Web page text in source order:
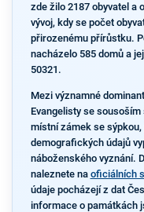
zde žilo 2187 obyvatel a
vývoj, kdy se počet
přirozenému přírůstku.
nacházelo 585 domů a
50321.
Mezi významné
Evangelisty se
místní zámek se
demografických údajů
náboženského vyznání.
naleznete na oficiálních
údaje pocházejí z dat
informace o památkách